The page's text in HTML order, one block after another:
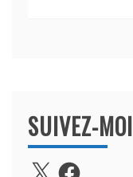
SUIVEZ-MOI
X Facebook